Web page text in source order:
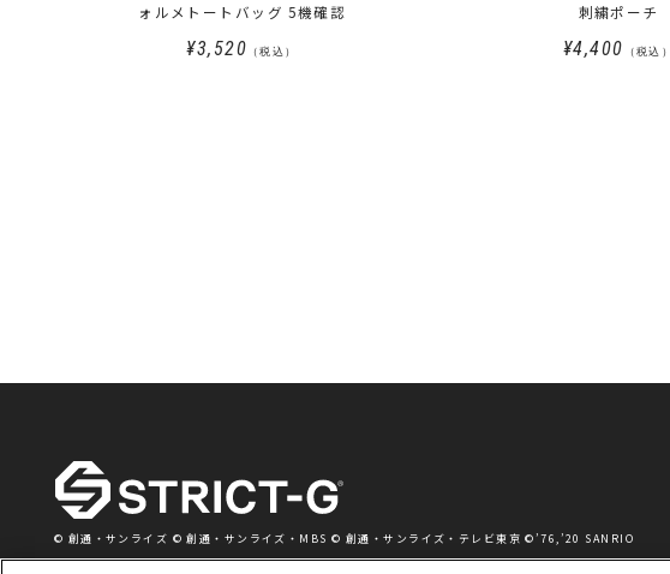
ォルメトートバッグ 5機確認
¥3,520 （税込）
刺繍ポーチ
¥4,400 （税込）
© 創通・サンライズ © 創通・サンライズ・MBS © 創通・サンライズ・テレビ東京 ©’76,’20 SANRIO